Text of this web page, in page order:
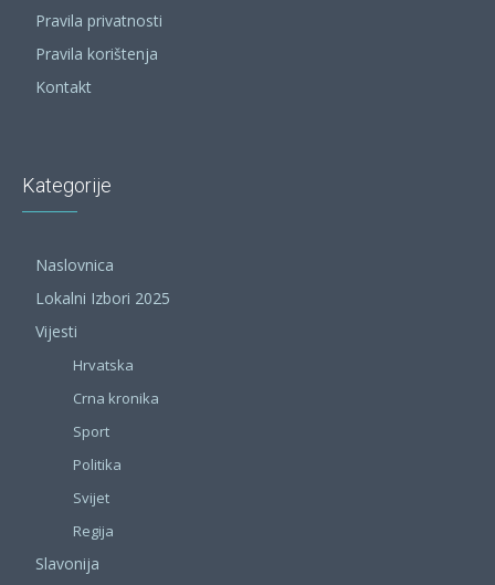
Pravila privatnosti
Pravila korištenja
Kontakt
Kategorije
Naslovnica
Lokalni Izbori 2025
Vijesti
Hrvatska
Crna kronika
Sport
Politika
Svijet
Regija
Slavonija